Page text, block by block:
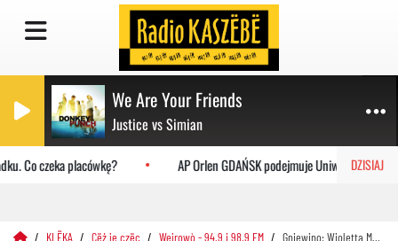
We Are Your Friends
Justice vs Simian
DZISIAJ
Co czeka placówkę? AP Orlen GDAŃSK podejmuje Uniwersytet
KLËKA Cëż je czëc Wejrowò - 94.9 i 98.9 FM Gniewino: Wioletta Majer-Szreder o budowie nowego urzędu